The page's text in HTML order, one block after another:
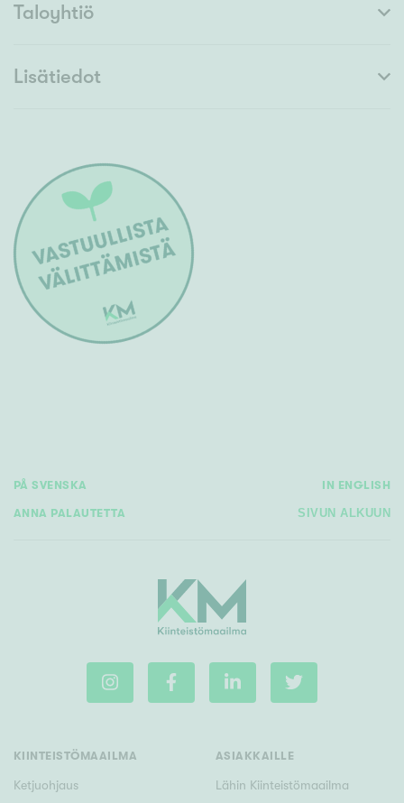
Taloyhtiö
Lisätiedot
PÅ SVENSKA IN ENGLISH
ANNA PALAUTETTA SIVUN ALKUUN
KIINTEISTÖMAAILMA
Ketjuohjaus
ASIAKKAILLE
Lähin Kiinteistömaailma